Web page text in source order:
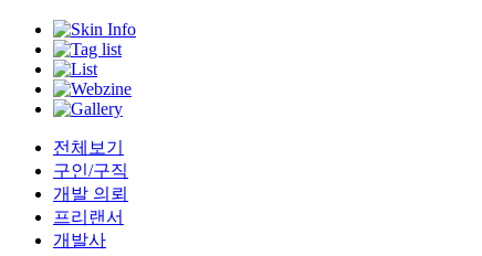
전체보기
구인/구직
개발 의뢰
프리랜서
개발사